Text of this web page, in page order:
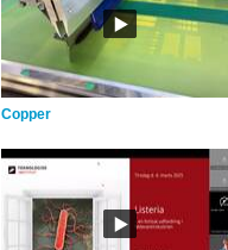
Copper